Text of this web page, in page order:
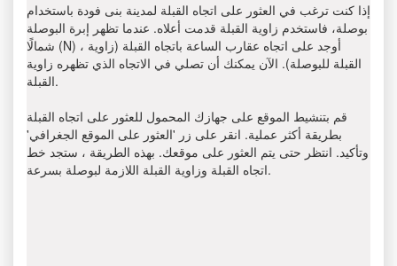
إذا كنت ترغب في العثور على اتجاه القبلة لمدينة بنى فودة باستخدام
بوصلة، فاستخدم زاوية القبلة قدمت أعلاه. عندما تظهر إبرة البوصلة
شمالًا (N) ، أوجد على اتجاه عقارب الساعة باتجاه القبلة (زاوية
القبلة للبوصلة). الآن يمكنك أن تصلي في الاتجاه الذي تظهره زاوية
القبلة.
قم بتنشيط الموقع على جهازك المحمول للعثور على اتجاه القبلة
بطريقة أكثر عملية. انقر على زر 'العثور على الموقع الجغرافي'
وتأكيد. انتظر حتى يتم العثور على موقعك. بهذه الطريقة ، ستجد خط
اتجاه القبلة وزاوية القبلة اللازمة لبوصلة بسرعة.